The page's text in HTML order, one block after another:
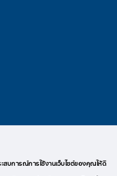
บการณ์การใช้งานเว็บไซต์ของคุณให้ดี